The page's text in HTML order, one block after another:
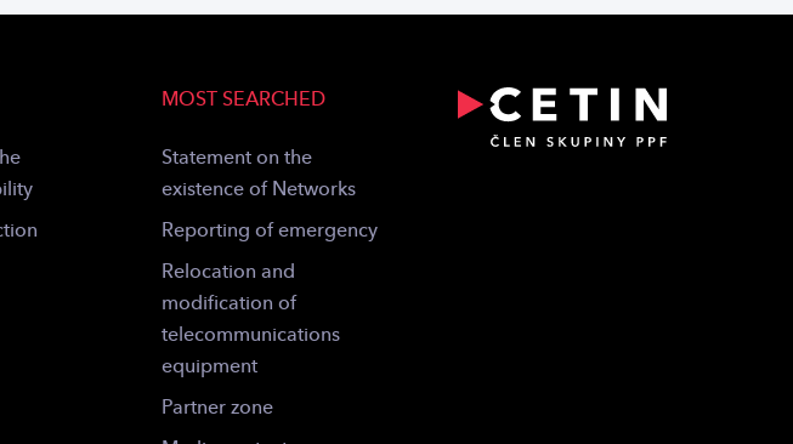
MOST SEARCHED
Statement on the
existence of Networks
Reporting of emergency
Relocation and
modification of
telecommunications
equipment
Partner zone